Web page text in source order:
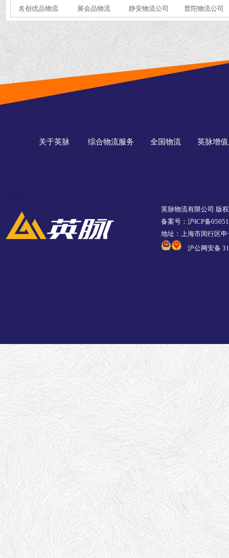
名创优品物流 展会品物流 静安物流公司 普陀物流公司
关于英脉 综合物流服务 全国物流 英脉增
英脉物流有限公司 版
备案号：沪ICP备
地址：上海市闵行区
沪公网安备